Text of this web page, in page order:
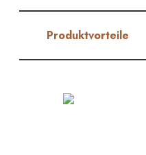
Produktvorteile